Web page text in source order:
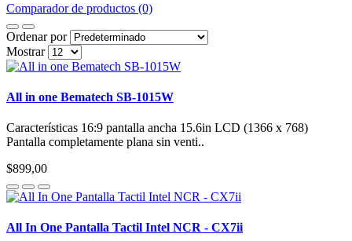
Comparador de productos (0)
Ordenar por
Mostrar
All in one Bematech SB-1015W
Características 16:9 pantalla ancha 15.6in LCD (1366 x 768)
Pantalla completamente plana sin venti..
$899,00
All In One Pantalla Tactil Intel NCR - CX7ii